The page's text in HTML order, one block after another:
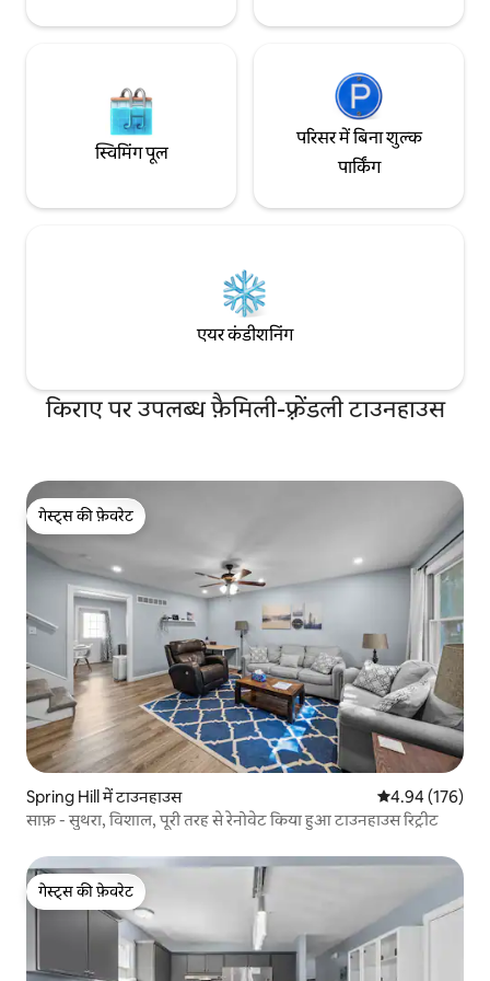
स्विमिंग पूल
परिसर में बिना शुल्क
पार्किंग
एयर कंडीशनिंग
किराए पर उपलब्ध फ़ैमिली-फ़्रेंडली टाउनहाउस
गेस्ट्स की फ़ेवरेट
गेस्ट्स की फ़ेवरेट
Spring Hill में टाउनहाउस औसत रेटिंग 5 में से
4.94 (176)
साफ़ - सुथरा, विशाल, पूरी तरह से रेनोवेट किया हुआ टाउनहाउस रिट्रीट
गेस्ट्स की फ़ेवरेट
गेस्ट्स की फ़ेवरेट